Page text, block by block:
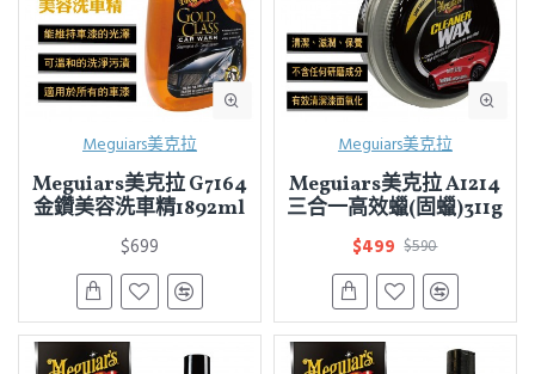
Meguiars美克拉
Meguiars美克拉 G7164
金鑽美容洗車精1892ml
$699
Meguiars美克拉
Meguiars美克拉 A1214
三合一高效蠟(固蠟)311g
$499 $590